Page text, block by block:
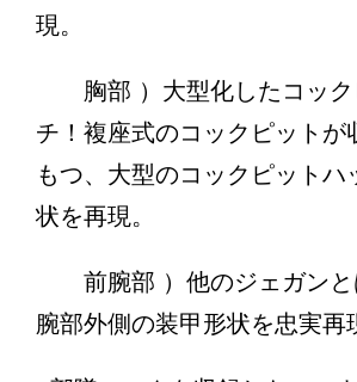
現。
胸部 ）大型化したコック
チ！複座式のコックピットが
もつ、大型のコックピットハ
状を再現。
前腕部 ）他のジェガンと
腕部外側の装甲形状を忠実再